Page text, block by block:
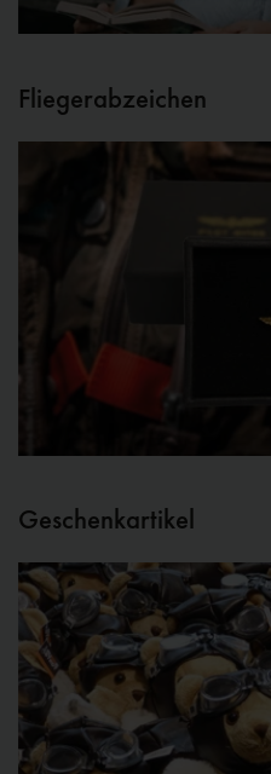
Fliegerabzeichen
Geschenkartikel